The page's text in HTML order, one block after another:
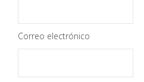
Correo electrónico